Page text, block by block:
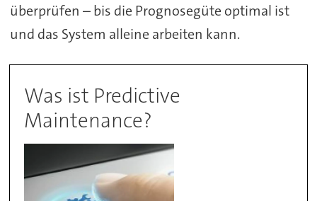
überprüfen – bis die Prognosegüte optimal ist
und das System alleine arbeiten kann.
Was ist Predictive
Maintenance?